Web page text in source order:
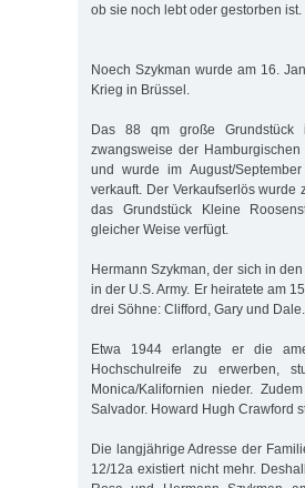
ob sie noch lebt oder gestorben ist.
Noech Szykman wurde am 16.
Krieg in Brüssel.
Das 88 qm große Grundstück
zwangsweise der Hamburgischen
und wurde im August/
verkauft. Der Verkaufserlös
das Grundstück Kleine
gleicher Weise verfügt.
Hermann Szykman, der sich in
in der U.S. Army. Er heiratete am
drei Söhne: Clifford, Gary und Dale.
Etwa 1944 erlangte er die
Hochschulreife zu erwerben,
Monica/Kalifornien nieder.
Salvador. Howard Hugh Crawford
Die langjährige Adresse der
12/12a existiert nicht mehr.